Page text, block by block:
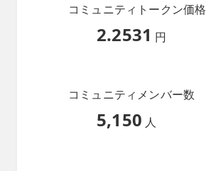
コミュニティトークン価格
2.2531 円
コミュニティメンバー数
5,150 人